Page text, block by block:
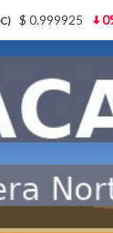
La Quiaca:
la soberanía
el Premio San
XRP(XRP) $ 1.08